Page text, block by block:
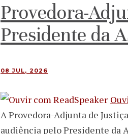
Provedora-
Presidente da
08 JUL, 2026
A Provedora-Adjunta de
audiência pelo Presidente da